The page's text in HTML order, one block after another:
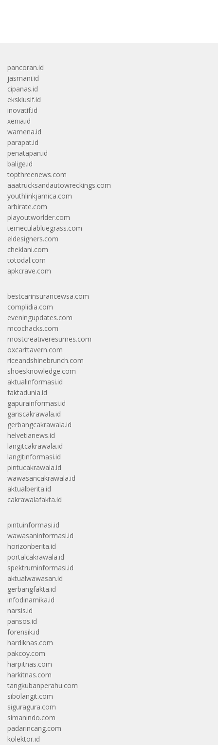
pancoran.id
jasmani.id
cipanas.id
eksklusif.id
inovatif.id
xenia.id
wamena.id
parapat.id
penatapan.id
balige.id
topthreenews.com
aaatrucksandautowreckings.com
youthlinkjamica.com
arbirate.com
playoutworlder.com
temeculabluegrass.com
eldesigners.com
cheklani.com
totodal.com
apkcrave.com
bestcarinsurancewsa.com
complidia.com
eveningupdates.com
mcochacks.com
mostcreativeresumes.com
oxcarttavern.com
riceandshinebrunch.com
shoesknowledge.com
aktualinformasi.id
faktadunia.id
gapurainformasi.id
gariscakrawala.id
gerbangcakrawala.id
helvetianews.id
langitcakrawala.id
langitinformasi.id
pintucakrawala.id
wawasancakrawala.id
aktualberita.id
cakrawalafakta.id
pintuinformasi.id
wawasaninformasi.id
horizonberita.id
portalcakrawala.id
spektruminformasi.id
aktualwawasan.id
gerbangfakta.id
infodinamika.id
narsis.id
pansos.id
forensik.id
hardiknas.com
pakcoy.com
harpitnas.com
harkitnas.com
tangkubanperahu.com
sibolangit.com
siguragura.com
simanindo.com
padarincang.com
kolektor.id